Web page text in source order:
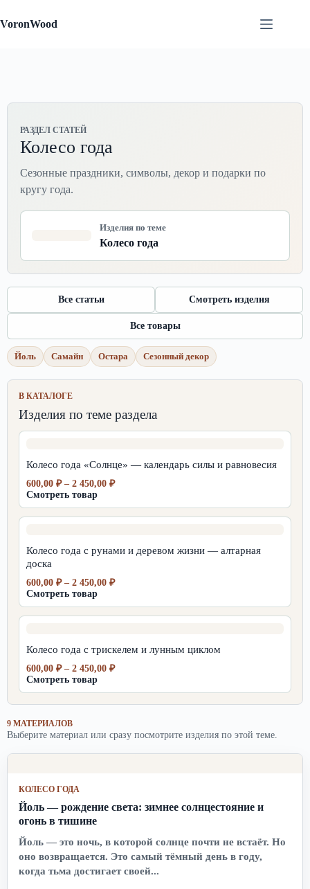
к
сути
VoronWood
РАЗДЕЛ СТАТЕЙ
Колесо года
Сезонные праздники, символы, декор и подарки по
кругу года.
Изделия по теме
Колесо года
Все статьи Смотреть изделия
Все товары
Йоль Самайн Остара Сезонный декор
В КАТАЛОГЕ
Изделия по теме раздела
Колесо года «Солнце» — календарь силы и равновесия
600,00 ₽ – 2 450,00 ₽Диапазон
600,00 ₽
–
Смотреть товар
Колесо года с рунами и деревом жизни — алтарная
доска
600,00 ₽ – 2 450,00 ₽Диапазон
600,00 ₽
–
Смотреть товар
Колесо года с трискелем и лунным циклом
600,00 ₽ – 2 450,00 ₽Диапазон
600,00 ₽
–
Смотреть товар
9 МАТЕРИАЛОВ
Выберите материал или сразу посмотрите изделия по этой теме.
КОЛЕСО ГОДА
Йоль — рождение света: зимнее солнцестояние и
огонь в тишине
Йоль — это ночь, в которой солнце почти не встаёт. Но
оно возвращается. Это самый тёмный день в году,
когда тьма достигает своей...